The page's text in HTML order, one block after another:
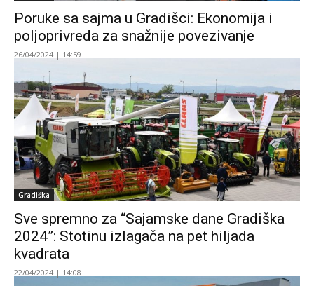
Poruke sa sajma u Gradišci: Ekonomija i
poljoprivreda za snažnije povezivanje
26/04/2024 | 14:59
Gradiška
Sve spremno za “Sajamske dane Gradiška
2024”: Stotinu izlagača na pet hiljada
kvadrata
22/04/2024 | 14:08